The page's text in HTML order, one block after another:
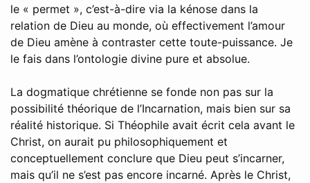
le « permet », c’est-à-dire via la kénose dans la
relation de Dieu au monde, où effectivement l’amour
de Dieu amène à contraster cette toute-puissance. Je
le fais dans l’ontologie divine pure et absolue.
La dogmatique chrétienne se fonde non pas sur la
possibilité théorique de l’Incarnation, mais bien sur sa
réalité historique. Si Théophile avait écrit cela avant le
Christ, on aurait pu philosophiquement et
conceptuellement conclure que Dieu peut s’incarner,
mais qu’il ne s’est pas encore incarné. Après le Christ,